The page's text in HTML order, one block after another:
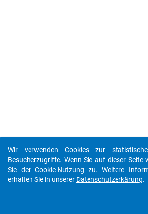
Wir verwenden Cookies zur
Besucherzugriffe. Wenn Sie auf dieser Seite
Sie der Cookie-Nutzung zu. Weitere
erhalten Sie in unserer Datenschutzerkärung.